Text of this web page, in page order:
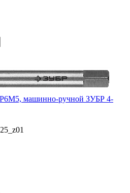
машинно-ручной ЗУБР 4-